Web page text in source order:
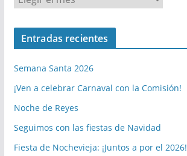
o
d
l
a
s
u
b
Entradas recientes
Semana Santa 2026
¡Ven a celebrar Carnaval con la Comisión!
Noche de Reyes
Seguimos con las fiestas de Navidad
Fiesta de Nochevieja: ¡Juntos a por el 2026!